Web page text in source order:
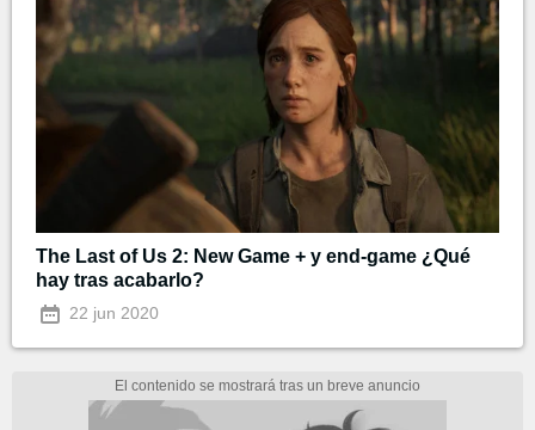
The Last of Us 2: New Game + y end-game ¿Qué
hay tras acabarlo?
22 jun 2020